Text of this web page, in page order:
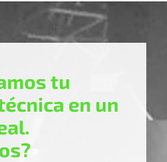
tu
en un